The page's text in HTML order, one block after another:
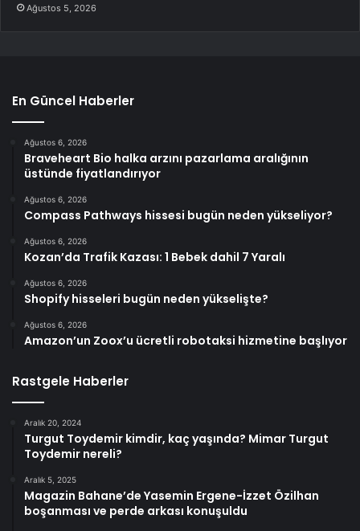
Ağustos 5, 2026
En Güncel Haberler
Ağustos 6, 2026
Braveheart Bio halka arzını pazarlama aralığının
üstünde fiyatlandırıyor
Ağustos 6, 2026
Compass Pathways hissesi bugün neden yükseliyor?
Ağustos 6, 2026
Kozan’da Trafik Kazası: 1 Bebek dahil 7 Yaralı
Ağustos 6, 2026
Shopify hisseleri bugün neden yükselişte?
Ağustos 6, 2026
Amazon’un Zoox’u ücretli robotaksi hizmetine başlıyor
Rastgele Haberler
Aralık 20, 2024
Turgut Toydemir kimdir, kaç yaşında? Mimar Turgut
Toydemir nereli?
Aralık 5, 2025
Magazin Bahane’de Yasemin Ergene-İzzet Özilhan
boşanması ve perde arkası konuşuldu